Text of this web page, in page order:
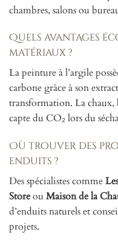
chambres, salons ou
Quels avantages
matériaux ?
La peinture à l’argile
carbone grâce à son
transformation. La
capte du CO₂ lors du
Où trouver des
enduits ?
Des spécialistes comme
Storeou Maison de la
d’enduits naturels et
projets.